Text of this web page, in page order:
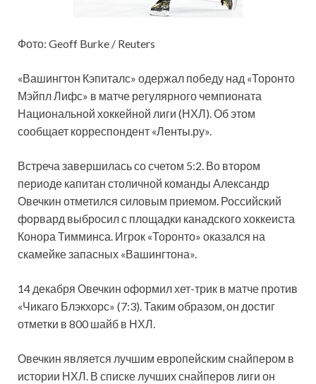
Фото: Geoff Burke / Reuters
«Вашингтон Кэпиталс» одержал победу над «Торонто
Мэйпл Лифс» в матче регулярного чемпионата
Национальной хоккейной лиги (НХЛ). Об этом
сообщает корреспондент «Ленты.ру».
Встреча завершилась со счетом 5:2. Во втором
периоде капитан столичной команды Александр
Овечкин отметился силовым приемом. Российский
форвард выбросил с площадки канадского хоккеиста
Конора Тимминса. Игрок «Торонто» оказался на
скамейке запасных «Вашингтона».
14 декабря Овечкин оформил хет-трик в матче против
«Чикаго Блэкхорс» (7:3). Таким образом, он достиг
отметки в 800 шайб в НХЛ.
Овечкин является лучшим европейским снайпером в
истории НХЛ. В списке лучших снайперов лиги он